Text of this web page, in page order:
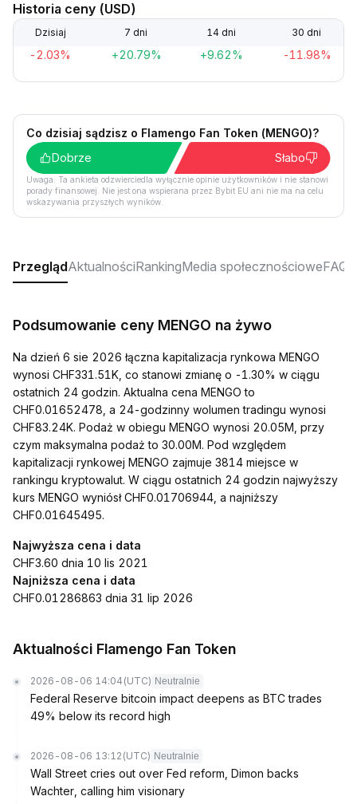
Historia ceny (USD)
Dzisiaj 7 dni 14 dni 30 dni
-2.03% +20.79% +9.62% -11.98%
Co dzisiaj sądzisz o Flamengo Fan Token (MENGO)?
Dobrze
Słabo
Uwaga: Ta ankieta odzwierciedla wyłącznie opinie użytkowników i nie stanowi
porady finansowej. Nie jest ona wspierana przez Bybit EU ani nie ma na celu
wskazywania przyszłych wyników.
PrzeglądAktualnościRankingMedia społecznościoweFAQ
Podsumowanie ceny MENGO na żywo
Na dzień 6 sie 2026 łączna kapitalizacja rynkowa MENGO
wynosi CHF331.51K, co stanowi zmianę o -1.30% w ciągu
ostatnich 24 godzin. Aktualna cena MENGO to
CHF0.01652478, a 24-godzinny wolumen tradingu wynosi
CHF83.24K. Podaż w obiegu MENGO wynosi 20.05M, przy
czym maksymalna podaż to 30.00M. Pod względem
kapitalizacji rynkowej MENGO zajmuje 3814 miejsce w
rankingu kryptowalut. W ciągu ostatnich 24 godzin najwyższy
kurs MENGO wyniósł CHF0.01706944, a najniższy
CHF0.01645495.
Najwyższa cena i data
CHF3.60 dnia 10 lis 2021
Najniższa cena i data
CHF0.01286863 dnia 31 lip 2026
Aktualności Flamengo Fan Token
2026-08-06 14:04 (UTC) Neutralnie
Federal Reserve bitcoin impact deepens as BTC trades
49% below its record high
2026-08-06 13:12 (UTC) Neutralnie
Wall Street cries out over Fed reform, Dimon backs
Wachter, calling him visionary